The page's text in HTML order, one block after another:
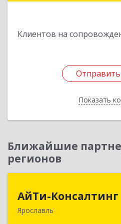
Клиентов на
Отправить
Показать
Отправить
Ближайшие
регионов
АйТи-Консалтинг
Ярославль
150007, Ярославская обл,